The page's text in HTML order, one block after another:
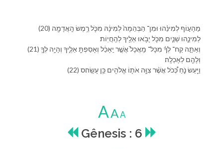
(20) מֵ⁠הָ⁠ע֣וֹף לְ⁠מִינֵ֗⁠הוּ וּ⁠מִן־ הַ⁠בְּהֵמָה֙ לְ⁠מִינָ֔⁠הּ מִ⁠כֹּ֛ל רֶ֥מֶשׂ הָֽ⁠אֲדָמָ֖ה
לְ⁠מִינֵ֑⁠הוּ שְׁנַ֧יִם מִ⁠כֹּ֛ל יָבֹ֥אוּ אֵלֶ֖י⁠ךָ לְ⁠הַֽחֲיֽוֹת׃
(21) וְ⁠אַתָּ֣ה קַח־ לְ⁠ךָ֗ מִ⁠כָּל־ מַֽאֲכָל֙ אֲשֶׁ֣ר יֵֽאָכֵ֔ל וְ⁠אָסַפְתָּ֖ אֵלֶ֑י⁠ךָ וְ⁠הָיָ֥ה לְ⁠ךָ֛
וְ⁠לָ⁠הֶ֖ם לְ⁠אָכְלָֽה׃
(22) וַ⁠יַּ֖עַשׂ נֹ֑חַ כְּ֠⁠כֹל אֲשֶׁ֨ר צִוָּ֥ה אֹת֛⁠וֹ אֱלֹהִ֖ים כֵּ֥ן עָשָֽׂה׃ס
AAA
Gênesis : 6